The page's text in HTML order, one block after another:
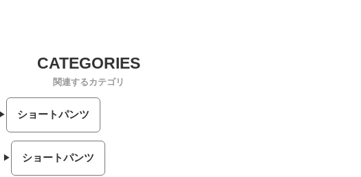
関連するカテゴリ
ショートパンツ
ショートパンツ